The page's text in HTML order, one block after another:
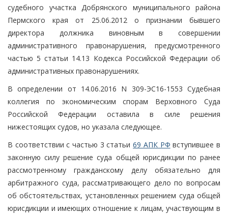
судебного участка Добрянского муниципального района
Пермского края от 25.06.2012 о признании бывшего
директора должника виновным в совершении
административного правонарушения, предусмотренного
частью 5 статьи 14.13 Кодекса Российской Федерации об
административных правонарушениях.
В определении от 14.06.2016 N 309-ЭС16-1553 Судебная
коллегия по экономическим спорам Верховного Суда
Российской Федерации оставила в силе решения
нижестоящих судов, но указала следующее.
В соответствии с частью 3 статьи69 АПК РФ вступившее в
законную силу решение суда общей юрисдикции по ранее
рассмотренному гражданскому делу обязательно для
арбитражного суда, рассматривающего дело по вопросам
об обстоятельствах, установленных решением суда общей
юрисдикции и имеющих отношение к лицам, участвующим в